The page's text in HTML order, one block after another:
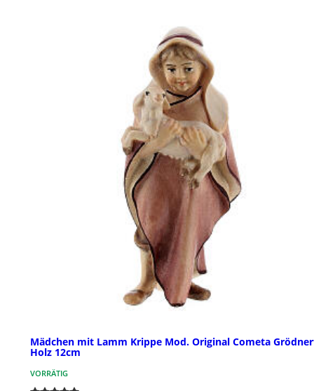
Mädchen mit Lamm Krippe Mod. Original Cometa
Holz 12cm
VORRÄTIG